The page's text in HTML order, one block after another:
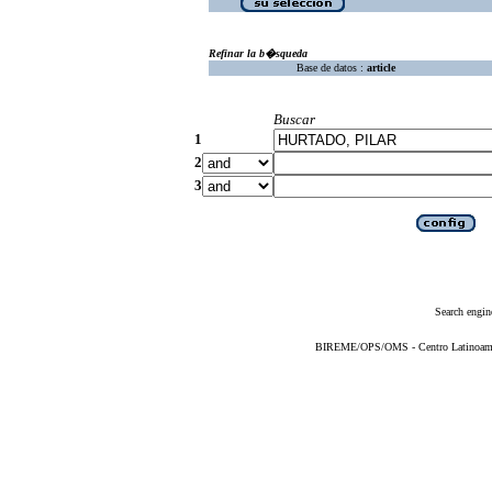
Refinar la b�squeda
Base de datos : article
Buscar
1
2
3
Search
BIREME/OPS/OMS - Centro